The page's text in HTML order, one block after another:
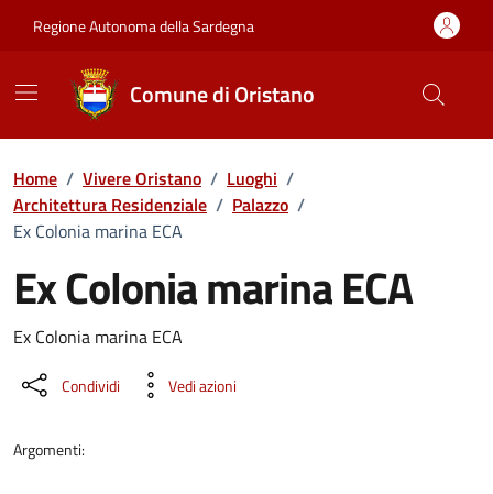
Regione Autonoma della Sardegna
Comune di Oristano
Home / Vivere Oristano / Luoghi /
Architettura Residenziale / Palazzo /
Ex Colonia marina ECA
Ex Colonia marina ECA
Dettaglio luogo
Ex Colonia marina ECA
Condividi Vedi azioni
Argomenti: